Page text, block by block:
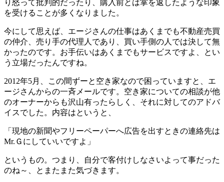
り怒って批判的だったり、購入前とは掌を返したような印象
を受けることが多くなりました。
今にして思えば、エージさんの仕事はあくまでも不動産売買
の仲介、売り手の代理人であり、買い手側の人では決して無
かったのです。お手伝いはあくまでもサービスですよ、とい
う立場だったんですね。
2012年5月、この間ずーと空き家なので困っていますと、エ
ージさんからの一斉メールです。空き家についての相談が他
のオーナーからも沢山有ったらしく、それに対してのアドバ
イスでした。内容はというと、
「現地の新聞やフリーペーパーへ広告を出すときの連絡先は
Mr.Ｇにしていいですよ」
というもの。つまり、自分で客付けしなさいよって事だった
のね～、とまたまた気づきます。